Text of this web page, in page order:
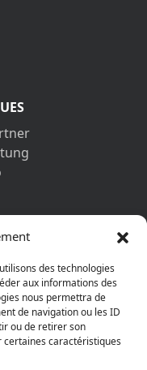
des technologies
aux informations des
nous permettra de
de navigation ou les ID
ou de retirer son
caractéristiques